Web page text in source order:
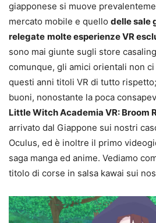
giapponese si muove
mercato mobile e quello delle sale
relegate molte esperienze VR
sono mai giunte sugli store
comunque, gli amici orientali non
questi anni titoli VR di tutto
buoni, nonostante la poca
Little Witch Academia VR: Broom
arrivato dal Giappone sui nostri
Oculus, ed è inoltre il primo
saga manga ed anime. Vediamo
titolo di corse in salsa kawai sui